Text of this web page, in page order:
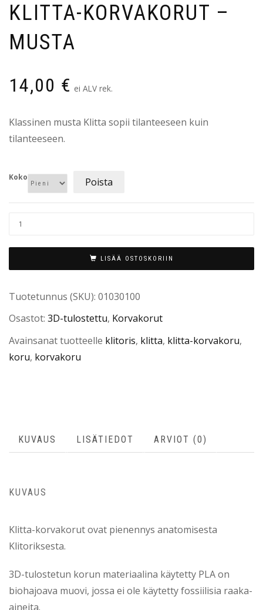
KLITTA-KORVAKORUT –
MUSTA
14,00 € ei ALV rek.
Klassinen musta Klitta sopii tilanteeseen kuin
tilanteeseen.
Koko Poista
LISÄÄ OSTOSKORIIN
Tuotetunnus (SKU): 01030100
Osastot: 3D-tulostettu, Korvakorut
Avainsanat tuotteelle klitoris, klitta, klitta-korvakoru,
koru, korvakoru
KUVAUS LISÄTIEDOT ARVIOT (0)
KUVAUS
Klitta-korvakorut ovat pienennys anatomisesta
Klitoriksesta.
3D-tulostetun korun materiaalina käytetty PLA on
biohajoava muovi, jossa ei ole käytetty fossiilisia raaka-
aineita.